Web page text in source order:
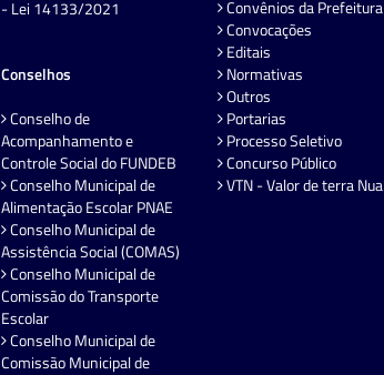
- Lei 14133/2021
Conselhos
Conselho de
Acompanhamento e
Controle Social do FUNDEB
Conselho Municipal de
Alimentação Escolar PNAE
Conselho Municipal de
Assistência Social (COMAS)
Conselho Municipal de
Comissão do Transporte
Escolar
Conselho Municipal de
Comissão Municipal de
Convênios da Prefeitura
Convocações
Editais
Normativas
Outros
Portarias
Processo Seletivo
Concurso Público
VTN - Valor de terra Nua